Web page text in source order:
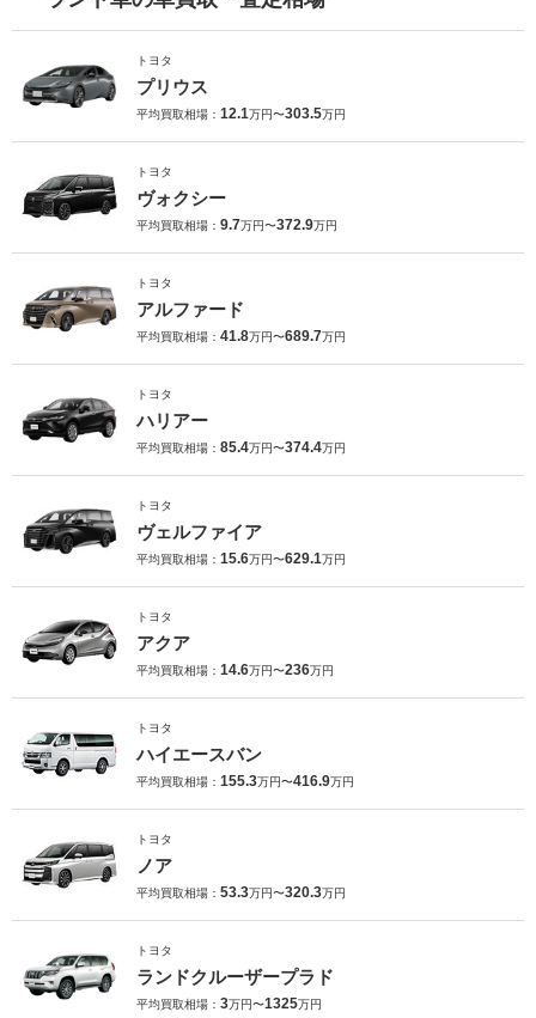
トヨタ
プリウス
平均買取相場： 12.1万円〜303.5万円
トヨタ
ヴォクシー
平均買取相場： 9.7万円〜372.9万円
トヨタ
アルファード
平均買取相場： 41.8万円〜689.7万円
トヨタ
ハリアー
平均買取相場： 85.4万円〜374.4万円
トヨタ
ヴェルファイア
平均買取相場： 15.6万円〜629.1万円
トヨタ
アクア
平均買取相場： 14.6万円〜236万円
トヨタ
ハイエースバン
平均買取相場： 155.3万円〜416.9万円
トヨタ
ノア
平均買取相場： 53.3万円〜320.3万円
トヨタ
ランドクルーザープラド
平均買取相場： 3万円〜1325万円